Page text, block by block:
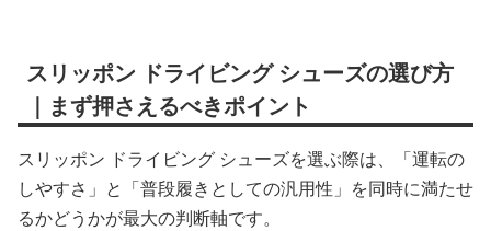
スリッポン ドライビング シューズの選び方
｜まず押さえるべきポイント
スリッポン ドライビング シューズを選ぶ際は、「運転の
しやすさ」と「普段履きとしての汎用性」を同時に満たせ
るかどうかが最大の判断軸です。